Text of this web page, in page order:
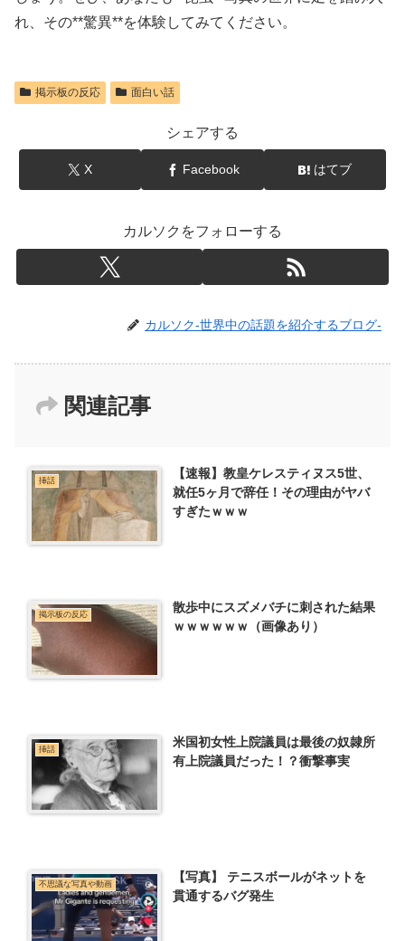
れ、その**驚異**を体験してみてください。
掲示板の反応 面白い話
シェアする
X Facebook はてブ
カルソクをフォローする
カルソク-世界中の話題を紹介するブログ-
関連記事
挿話
【速報】教皇ケレスティヌス5世、
就任5ヶ月で辞任！その理由がヤバ
すぎたｗｗｗ
掲示板の反応
散歩中にスズメバチに刺された結果
ｗｗｗｗｗｗ（画像あり）
挿話
米国初女性上院議員は最後の奴隷所
有上院議員だった！？衝撃事実
不思議な写真や動画
【写真】 テニスボールがネットを
貫通するバグ発生